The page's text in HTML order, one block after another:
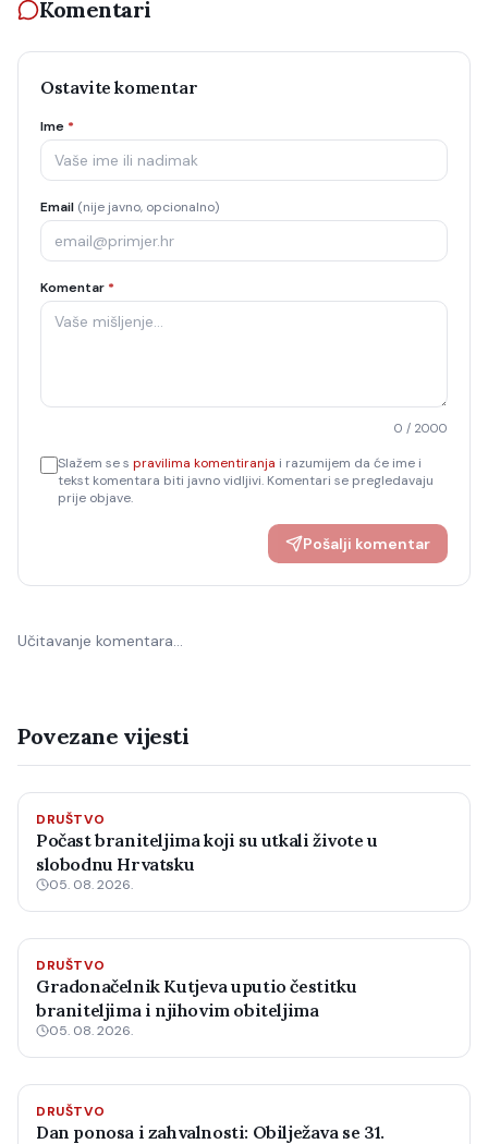
Komentari
Ostavite komentar
Ime *
Email (nije javno, opcionalno)
Komentar *
0 / 2000
Slažem se s pravilima komentiranja i razumijem da će ime i
tekst komentara biti javno vidljivi. Komentari se pregledavaju
prije objave.
Pošalji komentar
Učitavanje komentara…
Povezane vijesti
DRUŠTVO
Počast braniteljima koji su utkali živote u
slobodnu Hrvatsku
05. 08. 2026.
DRUŠTVO
Gradonačelnik Kutjeva uputio čestitku
braniteljima i njihovim obiteljima
05. 08. 2026.
DRUŠTVO
Dan ponosa i zahvalnosti: Obilježava se 31.